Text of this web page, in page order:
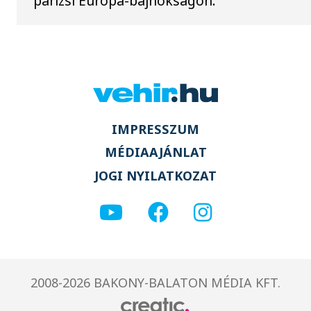
IMPRESSZUM
MÉDIAAJÁNLAT
JOGI NYILATKOZAT
2008-2026 BAKONY-BALATON MÉDIA KFT.